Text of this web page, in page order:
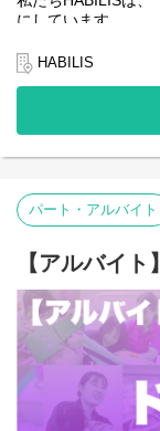
にしています。
子どもたちやご家族
はもちろんのこと、
ように大切にして
たとえば、「働き
は難しい」「でも
ています。
そんな想いを抱える
あなたの「できる
しています。
HABILIS
パート・アルバイト
【アルバイ